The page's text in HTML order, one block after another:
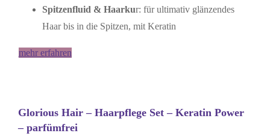
Spitzenfluid & Haarkur: für ultimativ glänzendes
Haar bis in die Spitzen, mit Keratin
mehr erfahren
Glorious Hair – Haarpflege Set – Keratin Power
– parfümfrei